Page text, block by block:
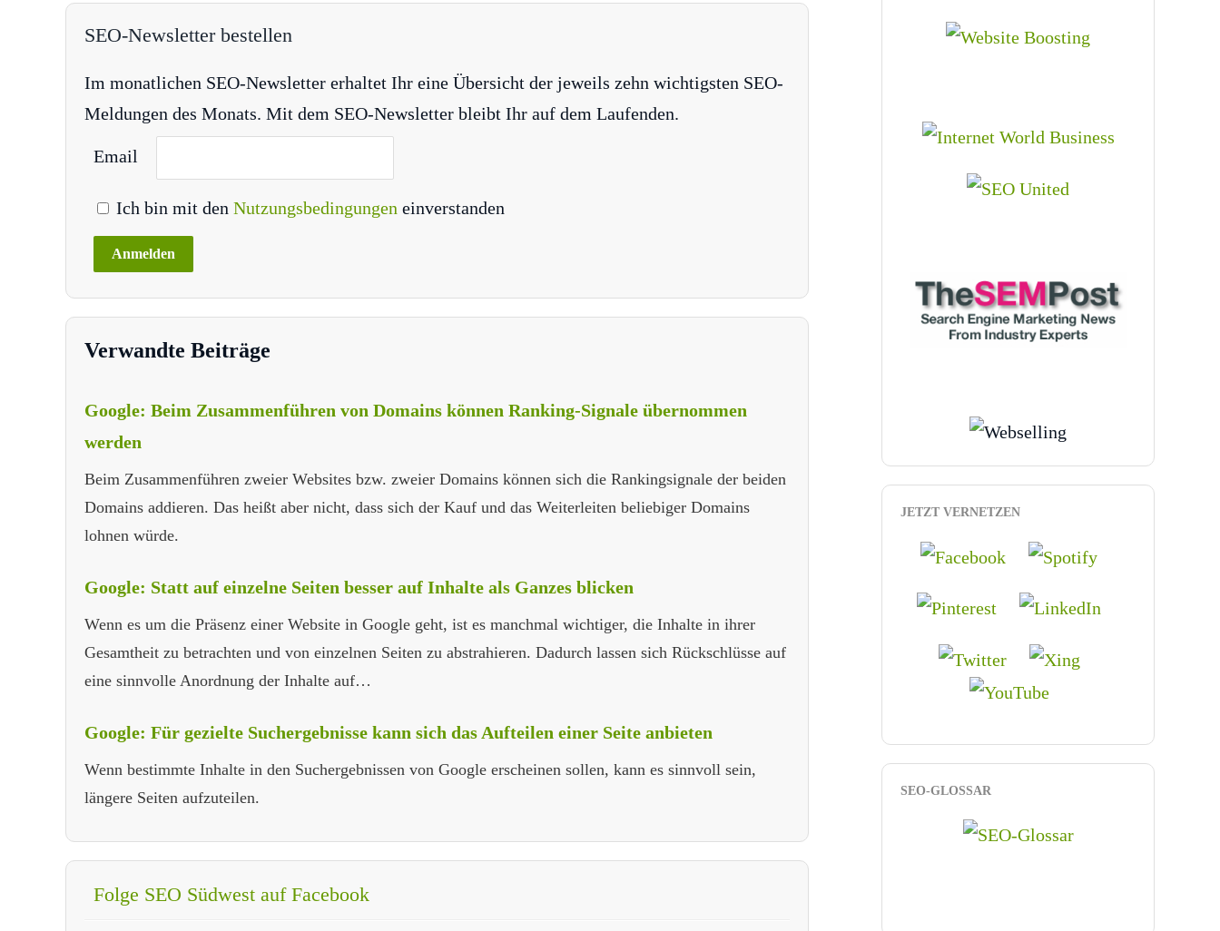
SEO-Newsletter bestellen
Im monatlichen SEO-Newsletter erhaltet Ihr eine Übersicht der jeweils zehn wichtigsten SEO-
Meldungen des Monats. Mit dem SEO-Newsletter bleibt Ihr auf dem Laufenden.
Email
Ich bin mit den Nutzungsbedingungen einverstanden
Verwandte Beiträge
Google: Beim Zusammenführen von Domains können Ranking-Signale übernommen
werden
Beim Zusammenführen zweier Websites bzw. zweier Domains können sich die Rankingsignale der beiden
Domains addieren. Das heißt aber nicht, dass sich der Kauf und das Weiterleiten beliebiger Domains
lohnen würde.
Google: Statt auf einzelne Seiten besser auf Inhalte als Ganzes blicken
Wenn es um die Präsenz einer Website in Google geht, ist es manchmal wichtiger, die Inhalte in ihrer
Gesamtheit zu betrachten und von einzelnen Seiten zu abstrahieren. Dadurch lassen sich Rückschlüsse auf
eine sinnvolle Anordnung der Inhalte auf…
Google: Für gezielte Suchergebnisse kann sich das Aufteilen einer Seite anbieten
Wenn bestimmte Inhalte in den Suchergebnissen von Google erscheinen sollen, kann es sinnvoll sein,
längere Seiten aufzuteilen.
Folge SEO Südwest auf Facebook
JETZT VERNETZEN
SEO-GLOSSAR